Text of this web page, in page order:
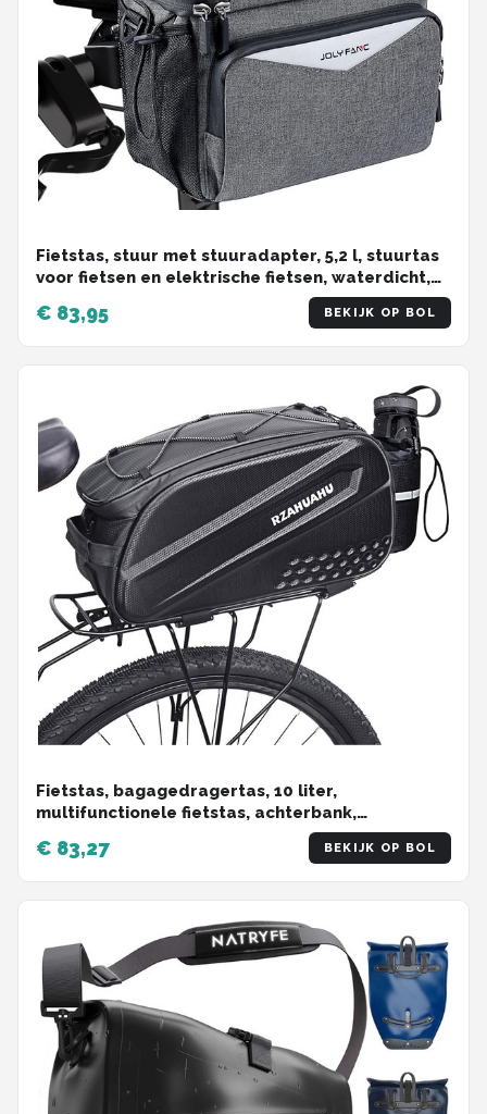
Fietstas, stuur met stuuradapter, 5,2 l, stuurtas
voor fietsen en elektrische fietsen, waterdicht,
fietsmand voor fiets, e-bike (grijs, 5,2 liter)
€ 83,95 BEKIJK OP BOL
Fietstas, bagagedragertas, 10 liter,
multifunctionele fietstas, achterbank,
kofferbaktas, waterdicht, fietstas voor fiets,
zitting, fiets, mand, schouder handtas (zwart)
€ 83,27 BEKIJK OP BOL